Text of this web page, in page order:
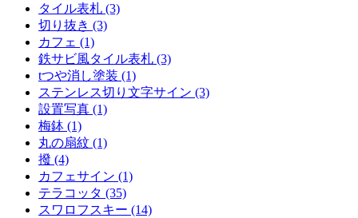
タイル表札 (3)
切り抜き (3)
カフェ (1)
鉄サビ風タイル表札 (3)
tつや消し塗装 (1)
ステンレス切り文字サイン (3)
設置写真 (1)
梅鉢 (1)
丸の扇紋 (1)
撥 (4)
カフェサイン (1)
テラコッタ (35)
スワロフスキー (14)